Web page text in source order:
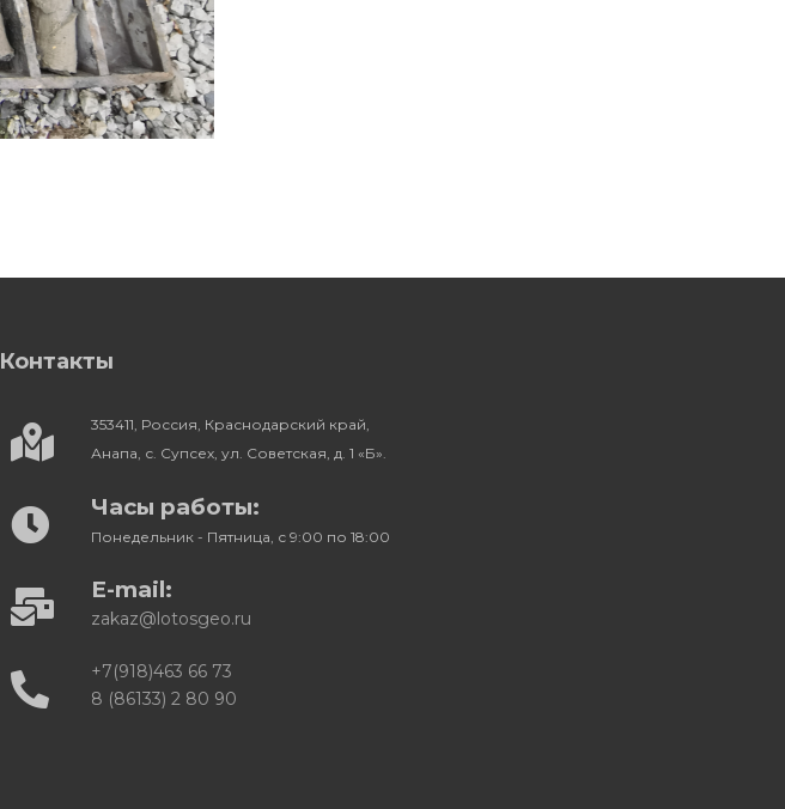
Контакты
353411, Россия, Краснодарский край,
Анапа, с. Супсех, ул. Советская, д. 1 «Б».
Часы работы:
Понедельник - Пятница, с 9:00 по 18:00
E-mail:
zakaz@lotosgeo.ru
+7(918)463 66 73
8 (86133) 2 80 90